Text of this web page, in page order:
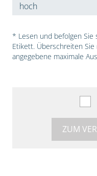
hoch
* Lesen und befolgen Sie
Etikett. Überschreiten
angegebene maximale
ZUM